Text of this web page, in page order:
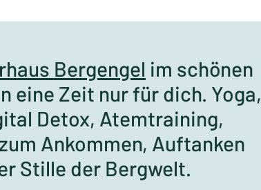
Bergengel im schönen
eine Zeit nur für dich. Yoga,
Detox, Atemtraining,
Ankommen, Auftanken
Stille der Bergwelt.​​​